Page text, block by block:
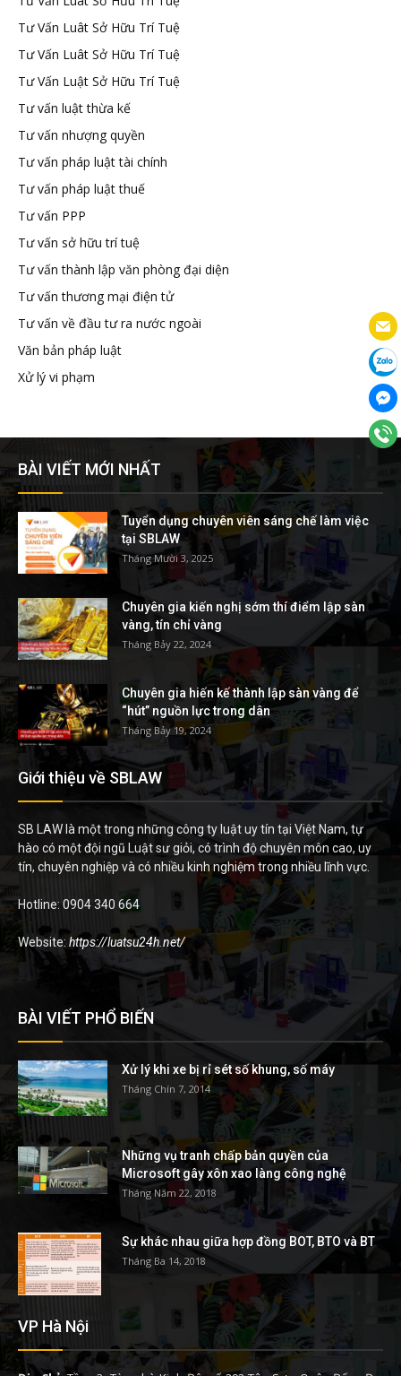
Tư Vấn Luât Sở Hữu Trí Tuệ
Tư Vấn Luât Sở Hữu Trí Tuệ
Tư Vấn Luật Sở Hữu Trí Tuệ
Tư vấn luật thừa kế
Tư vấn nhượng quyền
Tư vấn pháp luật tài chính
Tư vấn pháp luật thuế
Tư vấn PPP
Tư vấn sở hữu trí tuệ
Tư vấn thành lập văn phòng đại diện
Tư vấn thương mại điện tử
Tư vấn về đầu tư ra nước ngoài
Văn bản pháp luật
Xử lý vi phạm
BÀI VIẾT MỚI NHẤT
Tuyển dụng chuyên viên sáng chế làm việc
tại SBLAW
Tháng Mười 3, 2025
Chuyên gia kiến nghị sớm thí điểm lập sàn
vàng, tín chỉ vàng
Tháng Bảy 22, 2024
Chuyên gia hiến kế thành lập sàn vàng để
“hút” nguồn lực trong dân
Tháng Bảy 19, 2024
Giới thiệu về SBLAW
SB LAW là một trong những công ty luật uy tín tại Việt Nam, tự
hào có một đội ngũ Luật sư giỏi, có trình độ chuyên môn cao, uy
tín, chuyên nghiệp và có nhiều kinh nghiệm trong nhiều lĩnh vực.
Hotline: 0904 340 664
Website: https://luatsu24h.net/
BÀI VIẾT PHỔ BIẾN
Xử lý khi xe bị rỉ sét số khung, số máy
Tháng Chín 7, 2014
Những vụ tranh chấp bản quyền của
Microsoft gây xôn xao làng công nghệ
Tháng Năm 22, 2018
Sự khác nhau giữa hợp đồng BOT, BTO và BT
Tháng Ba 14, 2018
VP Hà Nội